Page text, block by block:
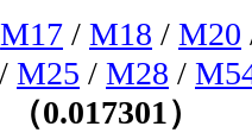
M17 / M18 / M20
/ M25 / M28 /
（0.017301）